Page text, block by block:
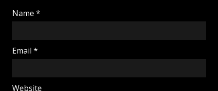
Name *
Email *
Website